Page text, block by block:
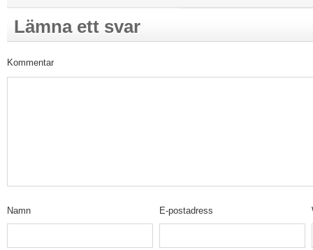
Lämna ett svar
Kommentar
Namn E-postadress